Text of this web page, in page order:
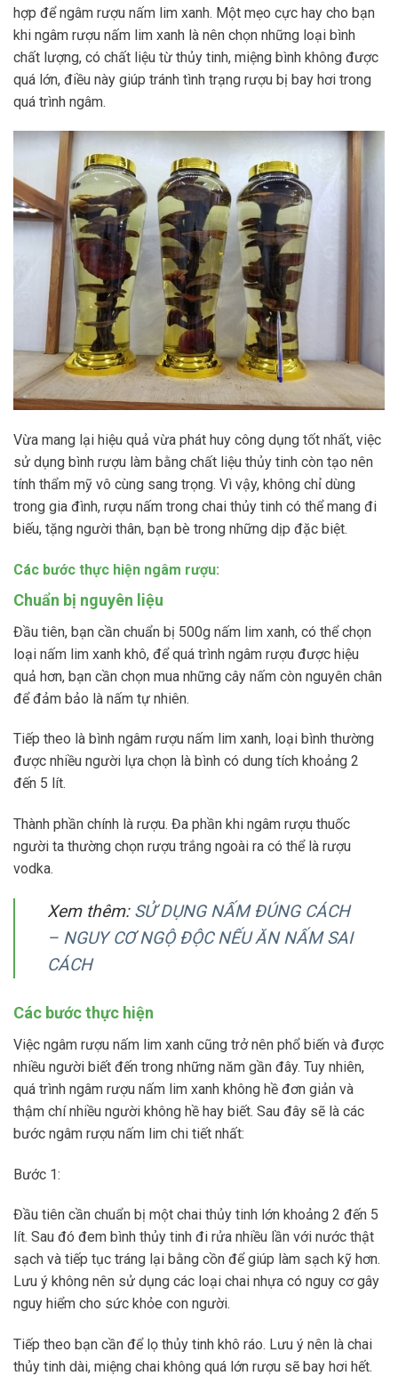
hợp để ngâm rượu nấm lim xanh. Một mẹo cực hay cho bạn
khi ngâm rượu nấm lim xanh là nên chọn những loại bình
chất lượng, có chất liệu từ thủy tinh, miệng bình không được
quá lớn, điều này giúp tránh tình trạng rượu bị bay hơi trong
quá trình ngâm.
Vừa mang lại hiệu quả vừa phát huy công dụng tốt nhất, việc
sử dụng bình rượu làm bằng chất liệu thủy tinh còn tạo nên
tính thẩm mỹ vô cùng sang trọng. Vì vậy, không chỉ dùng
trong gia đình, rượu nấm trong chai thủy tinh có thể mang đi
biếu, tặng người thân, bạn bè trong những dịp đặc biệt.
Các bước thực hiện ngâm rượu:
Chuẩn bị nguyên liệu
Đầu tiên, bạn cần chuẩn bị 500g nấm lim xanh, có thể chọn
loại nấm lim xanh khô, để quá trình ngâm rượu được hiệu
quả hơn, bạn cần chọn mua những cây nấm còn nguyên chân
để đảm bảo là nấm tự nhiên.
Tiếp theo là bình ngâm rượu nấm lim xanh, loại bình thường
được nhiều người lựa chọn là bình có dung tích khoảng 2
đến 5 lít.
Thành phần chính là rượu. Đa phần khi ngâm rượu thuốc
người ta thường chọn rượu trắng ngoài ra có thể là rượu
vodka.
Xem thêm: SỬ DỤNG NẤM ĐÚNG CÁCH
– NGUY CƠ NGỘ ĐỘC NẾU ĂN NẤM SAI
CÁCH
Các bước thực hiện
Việc ngâm rượu nấm lim xanh cũng trở nên phổ biến và được
nhiều người biết đến trong những năm gần đây. Tuy nhiên,
quá trình ngâm rượu nấm lim xanh không hề đơn giản và
thậm chí nhiều người không hề hay biết. Sau đây sẽ là các
bước ngâm rượu nấm lim chi tiết nhất:
Bước 1:
Đầu tiên cần chuẩn bị một chai thủy tinh lớn khoảng 2 đến 5
lít. Sau đó đem bình thủy tinh đi rửa nhiều lần với nước thật
sạch và tiếp tục tráng lại bằng cồn để giúp làm sạch kỹ hơn.
Lưu ý không nên sử dụng các loại chai nhựa có nguy cơ gây
nguy hiểm cho sức khỏe con người.
Tiếp theo bạn cần để lọ thủy tinh khô ráo. Lưu ý nên là chai
thủy tinh dài, miệng chai không quá lớn rượu sẽ bay hơi hết.